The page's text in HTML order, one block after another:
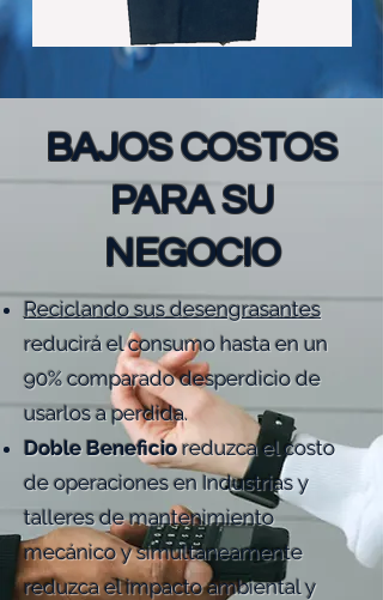
BAJOS COSTOS
PARA SU
NEGOCIO
Reciclando sus desengrasantes
reducirá el consumo hasta en un
90% comparado desperdicio de
usarlos a perdida.
Doble Beneficioreduzca el costo
de operaciones en Industrias y
talleres de mantenimiento
mecánico y simultaneamente
reduzca el impacto ambiental y